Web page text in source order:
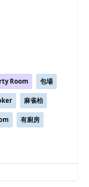
Room 包場
麻雀枱
有廚房